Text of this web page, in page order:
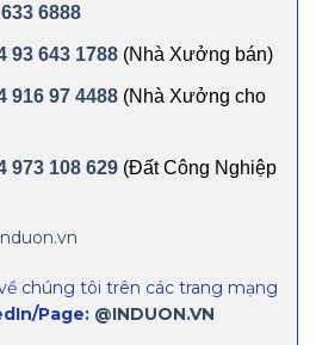
6888
93 643 1788 (Nhà Xưởng bán)
916 97 4488 (Nhà Xưởng cho
973 108 629 (Đất Công Nghiệp
chúng tôi trên các trang mạng
Page: @INDUON.VN